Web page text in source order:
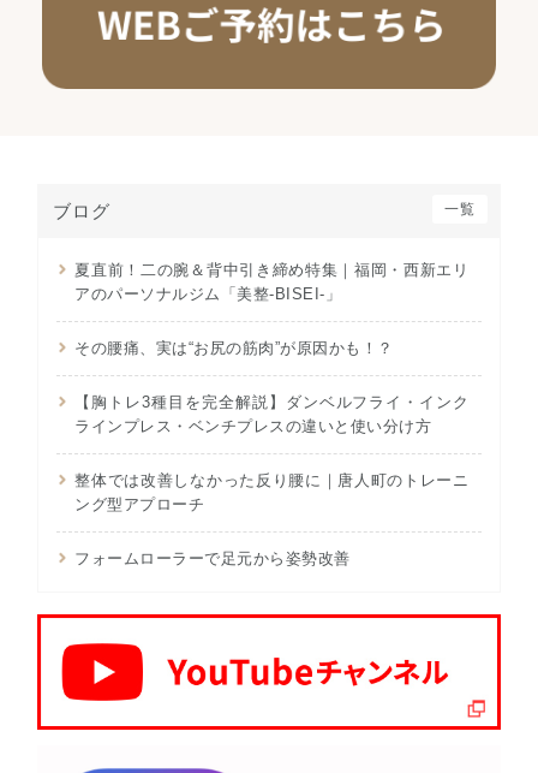
ブログ 一覧
夏直前！二の腕＆背中引き締め特集｜福岡・西新エリ
アのパーソナルジム「美整-BISEI-」
その腰痛、実は“お尻の筋肉”が原因かも！？
【胸トレ3種目を完全解説】ダンベルフライ・インク
ラインプレス・ベンチプレスの違いと使い分け方
整体では改善しなかった反り腰に｜唐人町のトレーニ
ング型アプローチ
フォームローラーで足元から姿勢改善